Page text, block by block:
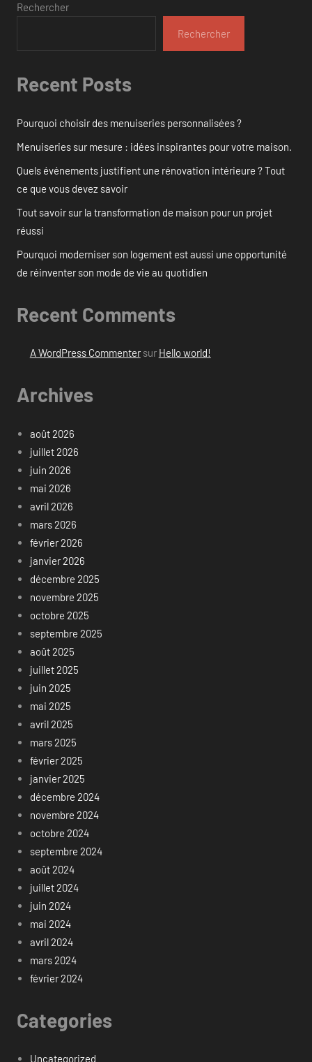
Rechercher
Rechercher
Recent Posts
Pourquoi choisir des menuiseries personnalisées ?
Menuiseries sur mesure : idées inspirantes pour votre maison.
Quels événements justifient une rénovation intérieure ? Tout
ce que vous devez savoir
Tout savoir sur la transformation de maison pour un projet
réussi
Pourquoi moderniser son logement est aussi une opportunité
de réinventer son mode de vie au quotidien
Recent Comments
A WordPress Commentersur Hello world!
Archives
août 2026
juillet 2026
juin 2026
mai 2026
avril 2026
mars 2026
février 2026
janvier 2026
décembre 2025
novembre 2025
octobre 2025
septembre 2025
août 2025
juillet 2025
juin 2025
mai 2025
avril 2025
mars 2025
février 2025
janvier 2025
décembre 2024
novembre 2024
octobre 2024
septembre 2024
août 2024
juillet 2024
juin 2024
mai 2024
avril 2024
mars 2024
février 2024
Categories
Uncategorized